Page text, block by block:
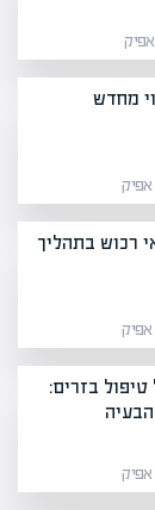
רכוש בתהליך
בזרים: